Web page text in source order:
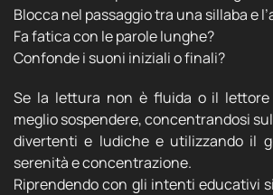
Blocca nel passaggio tra una sillaba e
Fa fatica con le parole lunghe?
Confonde i suoni iniziali o finali?
Se la lettura non è fluida o il
meglio sospendere, concentrandosi
divertenti e ludiche e utilizzando il
serenità e concentrazione.
Riprendendo con gli intenti educativi